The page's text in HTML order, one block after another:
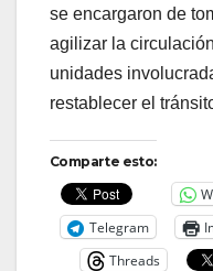
se encargaron de
agilizar la
unidades
restablecer el
Comparte esto:
Telegram
Threads